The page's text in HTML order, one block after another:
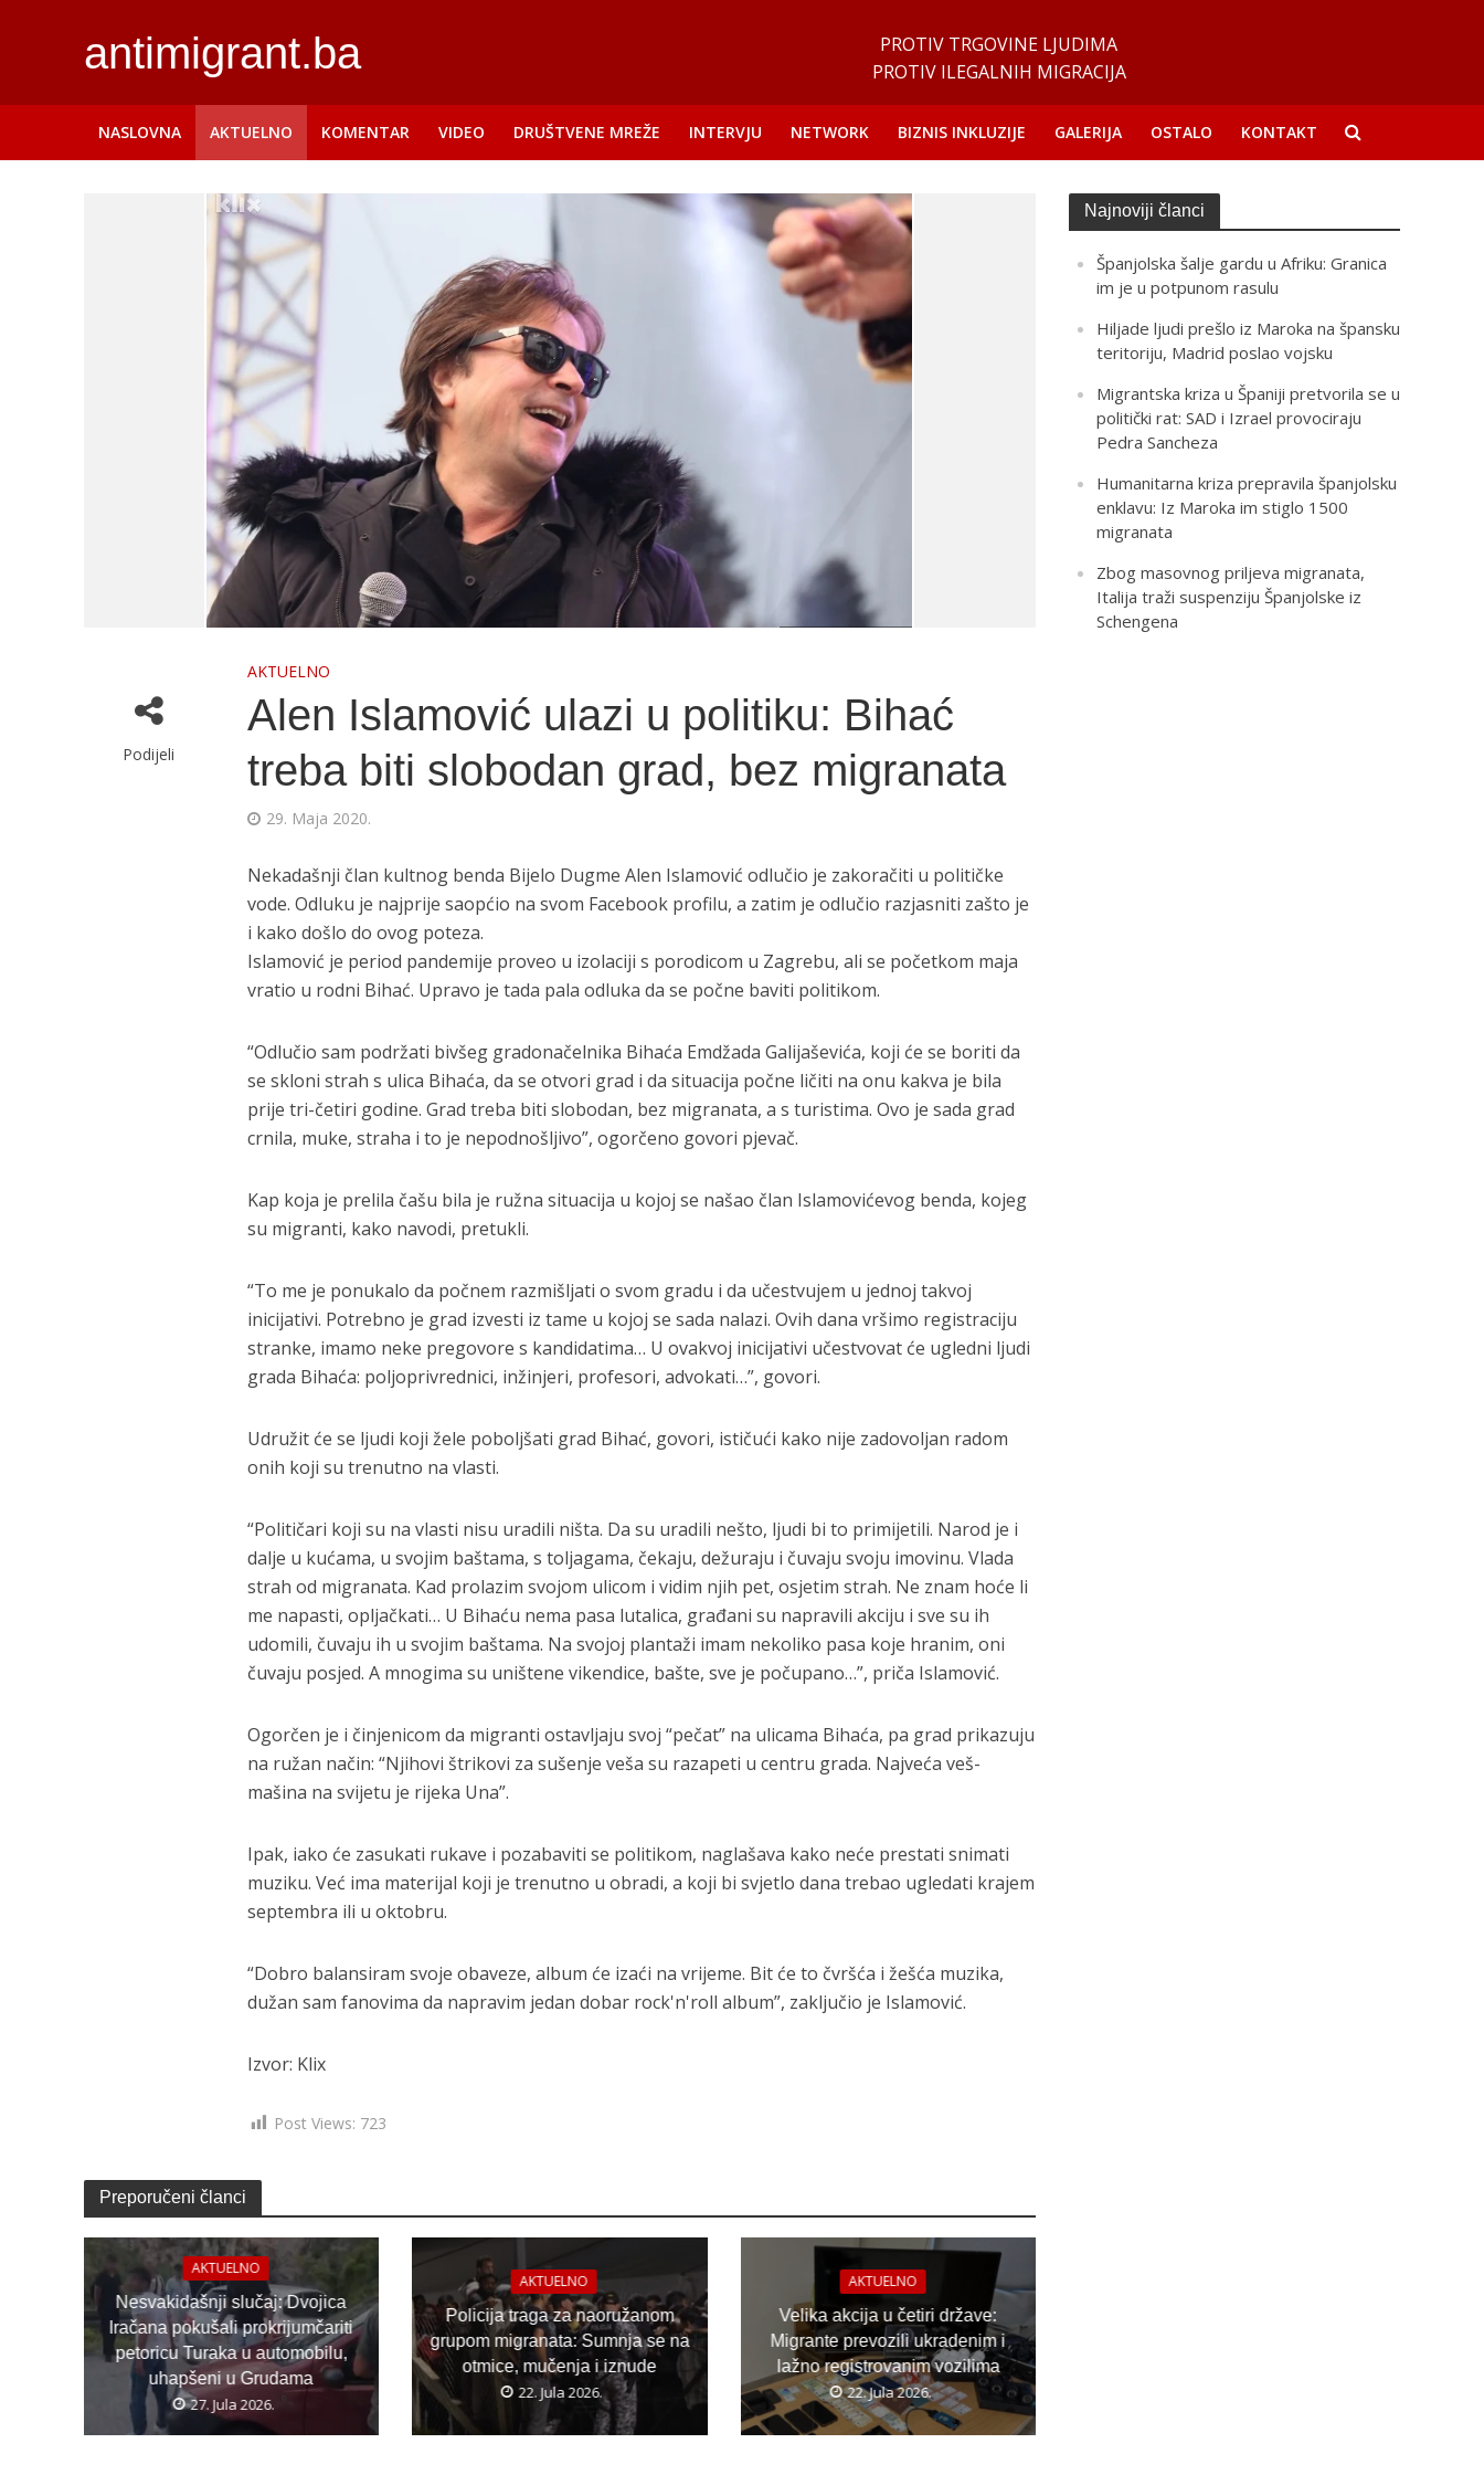
antimigrant.ba
PROTIV TRGOVINE LJUDIMA
PROTIV ILEGALNIH MIGRACIJA
NASLOVNA AKTUELNO KOMENTAR VIDEO DRUŠTVENE MREŽE INTERVJU NETWORK BIZNIS INKLUZIJE GALERIJA OSTALO KONTAKT
Podijeli
AKTUELNO
Alen Islamović ulazi u politiku: Bihać
treba biti slobodan grad, bez migranata
29. Maja 2020.
Nekadašnji član kultnog benda Bijelo Dugme Alen Islamović odlučio je zakoračiti u političke
vode. Odluku je najprije saopćio na svom Facebook profilu, a zatim je odlučio razjasniti zašto je
i kako došlo do ovog poteza.
Islamović je period pandemije proveo u izolaciji s porodicom u Zagrebu, ali se početkom maja
vratio u rodni Bihać. Upravo je tada pala odluka da se počne baviti politikom.
“Odlučio sam podržati bivšeg gradonačelnika Bihaća Emdžada Galijaševića, koji će se boriti da
se skloni strah s ulica Bihaća, da se otvori grad i da situacija počne ličiti na onu kakva je bila
prije tri-četiri godine. Grad treba biti slobodan, bez migranata, a s turistima. Ovo je sada grad
crnila, muke, straha i to je nepodnošljivo”, ogorčeno govori pjevač.
Kap koja je prelila čašu bila je ružna situacija u kojoj se našao član Islamovićevog benda, kojeg
su migranti, kako navodi, pretukli.
“To me je ponukalo da počnem razmišljati o svom gradu i da učestvujem u jednoj takvoj
inicijativi. Potrebno je grad izvesti iz tame u kojoj se sada nalazi. Ovih dana vršimo registraciju
stranke, imamo neke pregovore s kandidatima… U ovakvoj inicijativi učestvovat će ugledni ljudi
grada Bihaća: poljoprivrednici, inžinjeri, profesori, advokati…”, govori.
Udružit će se ljudi koji žele poboljšati grad Bihać, govori, ističući kako nije zadovoljan radom
onih koji su trenutno na vlasti.
“Političari koji su na vlasti nisu uradili ništa. Da su uradili nešto, ljudi bi to primijetili. Narod je i
dalje u kućama, u svojim baštama, s toljagama, čekaju, dežuraju i čuvaju svoju imovinu. Vlada
strah od migranata. Kad prolazim svojom ulicom i vidim njih pet, osjetim strah. Ne znam hoće li
me napasti, opljačkati… U Bihaću nema pasa lutalica, građani su napravili akciju i sve su ih
udomili, čuvaju ih u svojim baštama. Na svojoj plantaži imam nekoliko pasa koje hranim, oni
čuvaju posjed. A mnogima su uništene vikendice, bašte, sve je počupano…”, priča Islamović.
Ogorčen je i činjenicom da migranti ostavljaju svoj “pečat” na ulicama Bihaća, pa grad prikazuju
na ružan način: “Njihovi štrikovi za sušenje veša su razapeti u centru grada. Najveća veš-
mašina na svijetu je rijeka Una”.
Ipak, iako će zasukati rukave i pozabaviti se politikom, naglašava kako neće prestati snimati
muziku. Već ima materijal koji je trenutno u obradi, a koji bi svjetlo dana trebao ugledati krajem
septembra ili u oktobru.
“Dobro balansiram svoje obaveze, album će izaći na vrijeme. Bit će to čvršća i žešća muzika,
dužan sam fanovima da napravim jedan dobar rock'n'roll album”, zaključio je Islamović.
Izvor: Klix
Post Views: 723
Preporučeni članci
AKTUELNO
Nesvakidašnji slučaj: Dvojica
Iračana pokušali prokrijumčariti
petoricu Turaka u automobilu,
uhapšeni u Grudama
27. Jula 2026.
AKTUELNO
Policija traga za naoružanom
grupom migranata: Sumnja se na
otmice, mučenja i iznude
22. Jula 2026.
AKTUELNO
Velika akcija u četiri države:
Migrante prevozili ukradenim i
lažno registrovanim vozilima
22. Jula 2026.
Najnoviji članci
Španjolska šalje gardu u Afriku: Granica
im je u potpunom rasulu
Hiljade ljudi prešlo iz Maroka na špansku
teritoriju, Madrid poslao vojsku
Migrantska kriza u Španiji pretvorila se u
politički rat: SAD i Izrael provociraju
Pedra Sancheza
Humanitarna kriza prepravila španjolsku
enklavu: Iz Maroka im stiglo 1500
migranata
Zbog masovnog priljeva migranata,
Italija traži suspenziju Španjolske iz
Schengena